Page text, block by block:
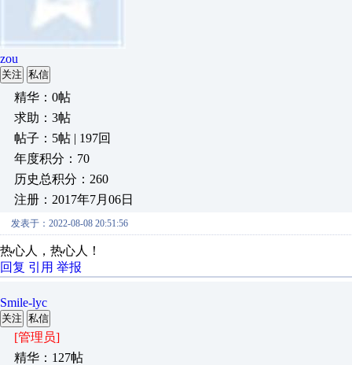
zou
关注 私信
精华：0帖
求助：3帖
帖子：5帖 | 197回
年度积分：70
历史总积分：260
注册：2017年7月06日
发表于：2022-08-08 20:51:56
热心人，热心人！
回复 引用 举报
Smile-lyc
关注 私信
[管理员]
精华：127帖